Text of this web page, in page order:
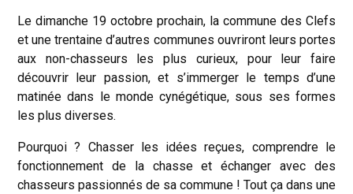
Le dimanche 19 octobre prochain, la commune des Clefs
et une trentaine d’autres communes ouvriront leurs portes
aux non-chasseurs les plus curieux, pour leur faire
découvrir leur passion, et s’immerger le temps d’une
matinée dans le monde cynégétique, sous ses formes
les plus diverses.
Pourquoi ? Chasser les idées reçues, comprendre le
fonctionnement de la chasse et échanger avec des
chasseurs passionnés de sa commune ! Tout ça dans une